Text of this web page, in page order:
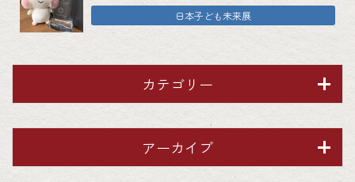
日本子ども未来展
カテゴリー
アーカイブ